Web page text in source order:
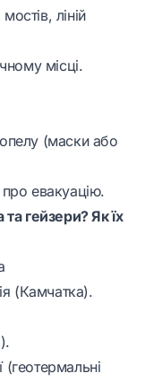
ліній
місці.
(маски або
про евакуацію.
гейзери? Як їх
(Камчатка).
(геотермальні